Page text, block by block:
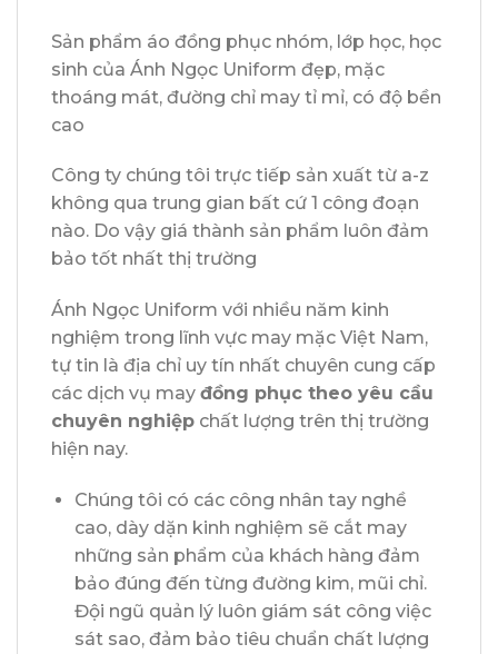
Sản phẩm áo đồng phục nhóm, lớp học, học
sinh của Ánh Ngọc Uniform đẹp, mặc
thoáng mát, đường chỉ may tỉ mỉ, có độ bền
cao
Công ty chúng tôi trực tiếp sản xuất từ a-z
không qua trung gian bất cứ 1 công đoạn
nào. Do vậy giá thành sản phẩm luôn đảm
bảo tốt nhất thị trường
Ánh Ngọc Uniform với nhiều năm kinh
nghiệm trong lĩnh vực may mặc Việt Nam,
tự tin là địa chỉ uy tín nhất chuyên cung cấp
các dịch vụ may đồng phục theo yêu cầu
chuyên nghiệp chất lượng trên thị trường
hiện nay.
Chúng tôi có các công nhân tay nghề
cao, dày dặn kinh nghiệm sẽ cắt may
những sản phẩm của khách hàng đảm
bảo đúng đến từng đường kim, mũi chỉ.
Đội ngũ quản lý luôn giám sát công việc
sát sao, đảm bảo tiêu chuẩn chất lượng